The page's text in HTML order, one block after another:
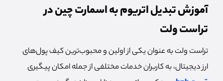
آموزش تبدیل اتریوم به اسمارت چین در
تراست ولت
تراست ولت به عنوان یکی از اولین و محبوب‌ترین کیف پول‌های
ارز دیجیتال، به کاربران خدمات مختلفی از جمله امکان پیگیری